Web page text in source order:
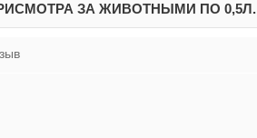
ЗА ЖИВОТНЫМИ ПО 0,5Л.